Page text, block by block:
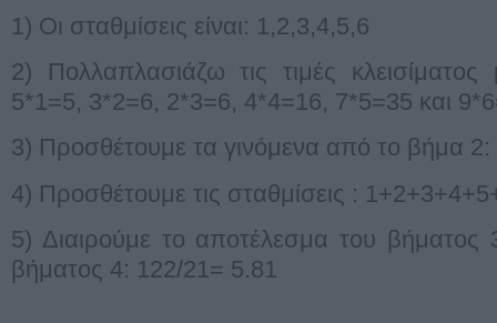
1) Οι σταθμίσεις είναι: 1,2,3,4,5,6
2) Πολλαπλασιάζω τις τιμές κλεισίματος
5*1=5, 3*2=6, 2*3=6, 4*4=16, 7*5=35 και
3) Προσθέτουμε τα γινόμενα από το βήμα
4) Προσθέτουμε τις σταθμίσεις :
5) Διαιρούμε το αποτέλεσμα του
βήματος 4: 122/21= 5.81